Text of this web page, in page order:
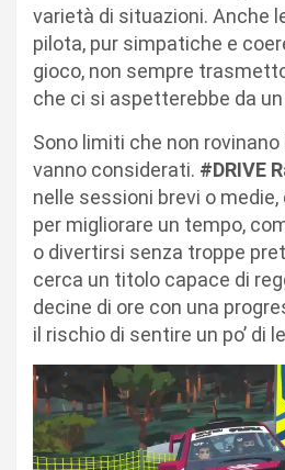
varietà di situazioni. Anche
pilota, pur simpatiche e
gioco, non sempre
che ci si aspetterebbe da
Sono limiti che non rovinano
vanno considerati. #DRIVE
nelle sessioni brevi o
per migliorare un tempo,
o divertirsi senza troppe
cerca un titolo capace di
decine di ore con una
il rischio di sentire un po’ di